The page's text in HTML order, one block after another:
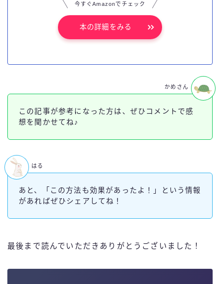
今すぐAmazonでチェック
本の詳細をみる
この記事が参考になった方は、ぜひコメントで感
想を聞かせてね♪
かめさん
あと、「この方法も効果があったよ！」という情報
があればぜひシェアしてね！
はる
最後まで読んでいただきありがとうございました！